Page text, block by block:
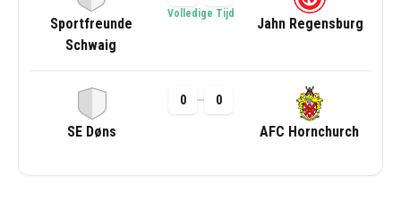
Sportfreunde
Schwaig
Volledige Tijd
Jahn Regensburg
SE Døns
0 0
AFC Hornchurch